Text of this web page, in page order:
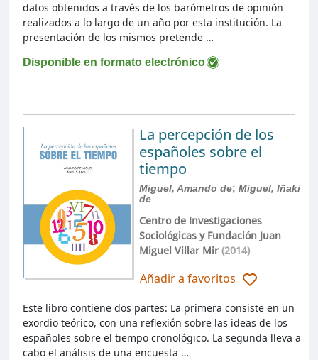
Disponible en formato electrónico
datos obtenidos a través de los barómetros de opinión
realizados a lo largo de un año por esta institución. La
presentación de los mismos pretende …
La percepción de los
españoles sobre el
tiempo
Miguel, Amando de; Miguel, Iñaki
de
Centro de Investigaciones
Sociológicas y Fundación Juan
Miguel Villar Mir(2014)
Añadir a favoritos
Este libro contiene dos partes: La primera consiste en un
exordio teórico, con una reflexión sobre las ideas de los
españoles sobre el tiempo cronológico. La segunda lleva a
cabo el análisis de una encuesta …